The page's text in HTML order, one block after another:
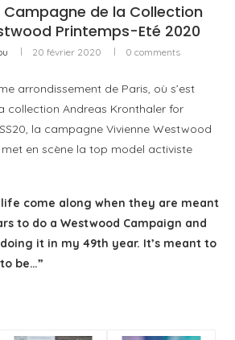
Campagne de la Collection
Printemps-Eté 2020
20 février 2020 0 comments
arrondissement de Paris, où s’est
collection Andreas Kronthaler for
la campagne Vivienne Westwood
en scène la top model activiste
come along when they are meant
to do a Westwood Campaign and
it in my 49th year. It’s meant to
be…”